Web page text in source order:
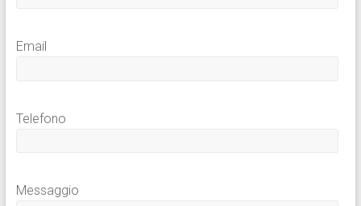
Email
Telefono
Messaggio